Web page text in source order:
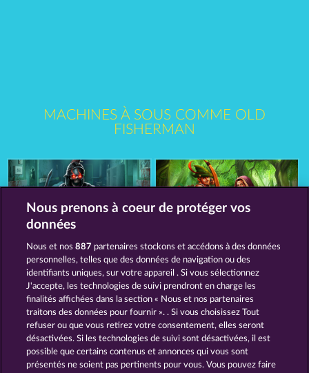
MACHINES À SOUS COMME OLD
FISHERMAN
Dead Legion Robin & his girl
Secret Mission Super Piggy Coins
Nous prenons à coeur de protéger vos
données
Nous et nos887 partenaires stockons et accédons à des données
personnelles, telles que des données de navigation ou des
identifiants uniques, sur votre appareil . Si vous sélectionnez
J'accepte, les technologies de suivi prendront en charge les
finalités affichées dans la section « Nous et nos partenaires
traitons des données pour fournir ». . Si vous choisissez Tout
refuser ou que vous retirez votre consentement, elles seront
désactivées. Si les technologies de suivi sont désactivées, il est
possible que certains contenus et annonces qui vous sont
présentés ne soient pas pertinents pour vous. Vous pouvez faire